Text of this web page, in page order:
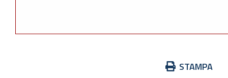
STAMPA